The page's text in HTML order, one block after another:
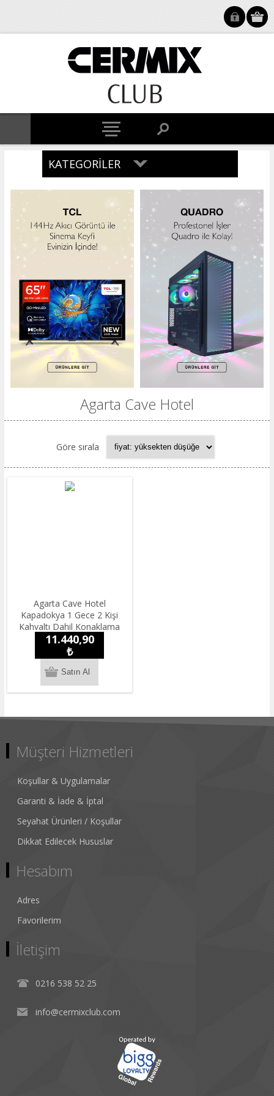
KATEGORILER
Agarta Cave Hotel
Göre sırala
Agarta Cave Hotel
Kapadokya 1 Gece 2 Kişi
Kahvaltı Dahil Konaklama
11.440,90
₺
Müşteri Hizmetleri
Koşullar & Uygulamalar
Garanti & İade & İptal
Seyahat Ürünleri / Koşullar
Dikkat Edilecek Hususlar
Hesabım
Adres
Favorilerim
İletişim
0216 538 52 25
info@cermixclub.com